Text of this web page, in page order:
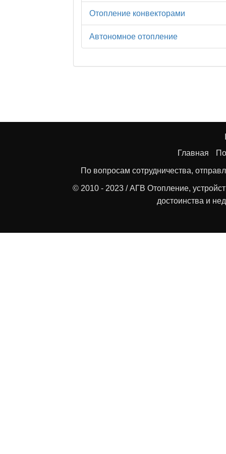
Отопление конвекторами
Автономное отопление
Главная
По вопросам сотрудничества,
© 2010 - 2023 / АГВ Отопление,
достоинства и